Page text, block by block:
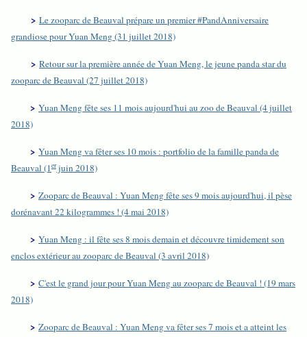
> Le zooparc de Beauval prépare un premier #PandAnniversaire
grandiose pour Yuan Meng (31 juillet 2018)
> Retour sur la première année de Yuan Meng, le jeune panda star du
zooparc de Beauval (27 juillet 2018)
> Yuan Meng fête ses 11 mois aujourd'hui au zoo de Beauval (4 juillet
2018)
> Yuan Meng va fêter ses 10 mois : portfolio de la famille panda de
Beauval (1erjuin 2018)
> Zooparc de Beauval : Yuan Meng fête ses 9 mois aujourd'hui, il pèse
dorénavant 22 kilogrammes ! (4 mai 2018)
> Yuan Meng : il fête ses 8 mois demain et découvre timidement son
enclos extérieur au zooparc de Beauval (3 avril 2018)
> C'est le grand jour pour Yuan Meng au zooparc de Beauval ! (19 mars
2018)
> Zooparc de Beauval : Yuan Meng va fêter ses 7 mois et a atteint les